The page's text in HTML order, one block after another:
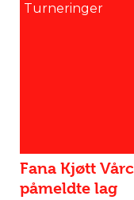
Turneringer
Fana Kjøtt
påmeldte lag